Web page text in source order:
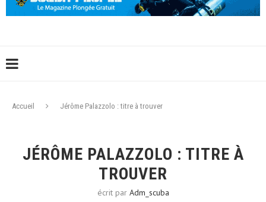
Accueil Jérôme Palazzolo : titre à trouver
JÉRÔME PALAZZOLO : TITRE À
TROUVER
écrit par Adm_scuba